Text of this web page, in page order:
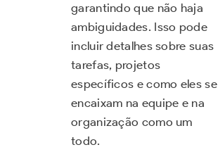
garantindo que não haja
ambiguidades. Isso pode
incluir detalhes sobre suas
tarefas, projetos
específicos e como eles se
encaixam na equipe e na
organização como um
todo.